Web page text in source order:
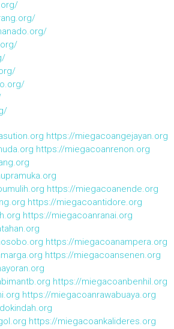
https://miegacoangejayan.org
https://miegacoanrenon.org
https://miegacoanende.org
https://miegacoantidore.org
https://miegacoanranai.org
https://miegacoanampera.org
https://miegacoansenen.org
https://miegacoanbenhil.org
https://miegacoanrawabuaya.org
https://miegacoankalideres.org